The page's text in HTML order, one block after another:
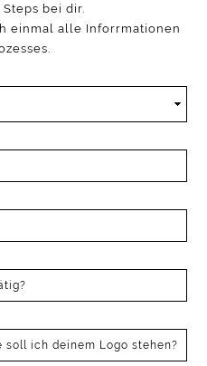
bei dir.
einmal alle Inforrmationen